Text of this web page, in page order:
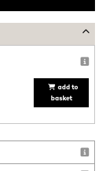
add to
basket